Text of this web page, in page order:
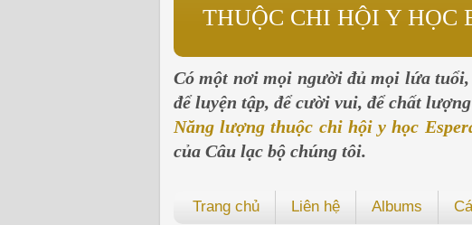
THUỘC CHI HỘI Y HỌC
Có một nơi mọi người đủ mọi lứa
để luyện tập, để cười vui, để chất
Năng lượng thuộc chi hội y học
của Câu lạc bộ chúng tôi.
Trang chủ Liên hệ Albums